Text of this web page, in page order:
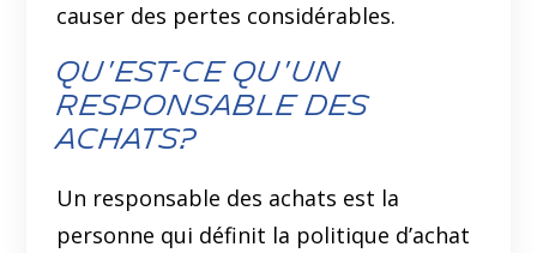
causer des pertes considérables.
qu'est-ce qu'un
responsable des
achats?
Un responsable des achats est la
personne qui définit la politique d’achat